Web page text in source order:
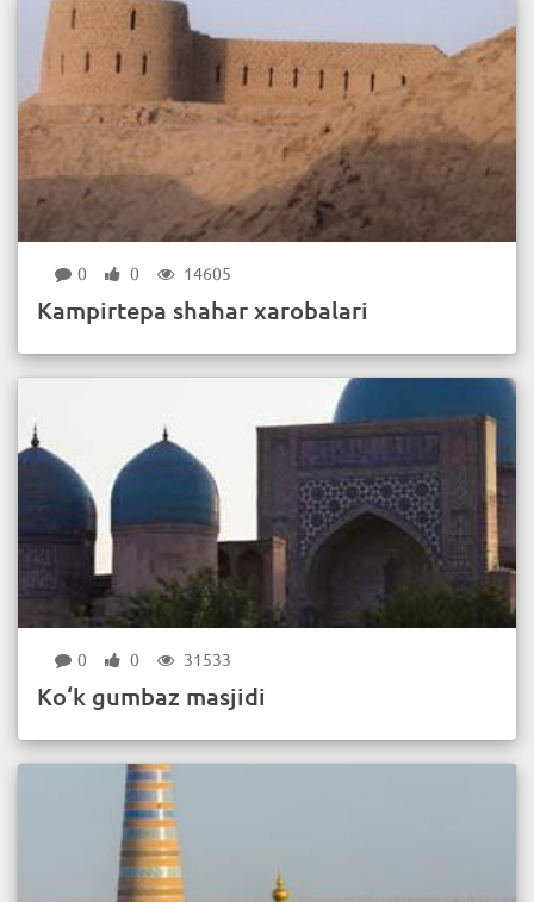
0 0 14605
Kampirtepa shahar xarobalari
0 0 31533
Ko‘k gumbaz masjidi